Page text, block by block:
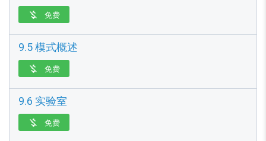
 免费
9.5 模式概述
 免费
9.6 实验室
 免费